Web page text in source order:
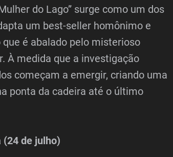
do Lago” surge como um dos
um best-seller homônimo e
é abalado pelo misterioso
À medida que a investigação
começam a emergir, criando uma
ponta da cadeira até o último
(24 de julho)